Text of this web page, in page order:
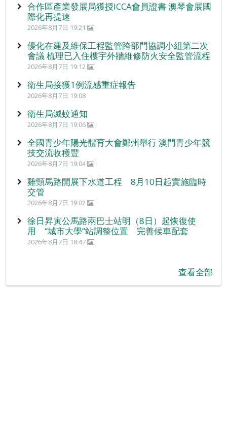
合作區產業發展局獲授ICCA會員證書 澳琴會展國
際化再提速
2026年8月7日 19:21
優化在建及維保工程監管跨部門協調小組第二次
會議 梳理已入住樓宇外牆維修防火安全監管流程
2026年8月7日 19:12
衛生局接獲1例流感重症報告
2026年8月7日 19:08
衛生局滅蚊通知
2026年8月7日 19:06
全國青少年陽光體育大會鄭州舉行 澳門青少年競
技交流收穫豐
2026年8月7日 19:04
雞頸馬路開展下水道工程 8月10日起實施臨時
交管
2026年8月7日 19:02
徐日昇寅公馬路兩巴士站明（8日）起恢復使
用 “城市大學”站調整位置 完善候車配套
2026年8月7日 18:47
查看全部